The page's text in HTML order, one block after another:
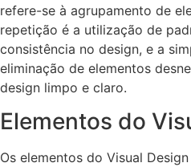
refere-se à agrupamento de
repetição é a utilização de
consistência no design, e a
eliminação de elementos
design limpo e claro.
Elementos do
Os elementos do Visual